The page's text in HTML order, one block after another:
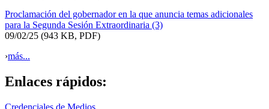
Proclamación del gobernador en la que anuncia temas adicionales
para la Segunda Sesión Extraordinaria (3)
09/02/25 (943 KB, PDF)
›más...
Enlaces rápidos: